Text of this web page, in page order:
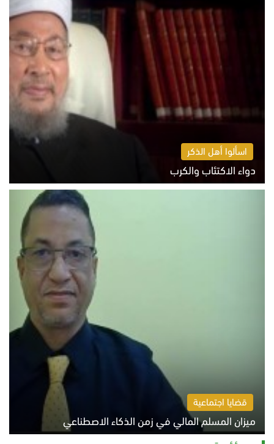
اسألوا أهل الذكر
دواء الاكتئاب والكرب
السبت 8 أغسطس 2026 10:54 ص
قضايا اجتماعية
ميزان المسلم المالي في زمن الذكاء الاصطناعي
السبت 8 أغسطس 2026 11:21 ص